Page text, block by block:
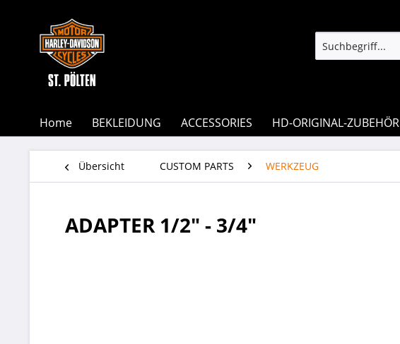
Home BEKLEIDUNG ACCESSORIES HD-ORIGINAL-ZUBEHÖR
Übersicht CUSTOM PARTS WERKZEUG
ADAPTER 1/2" - 3/4"